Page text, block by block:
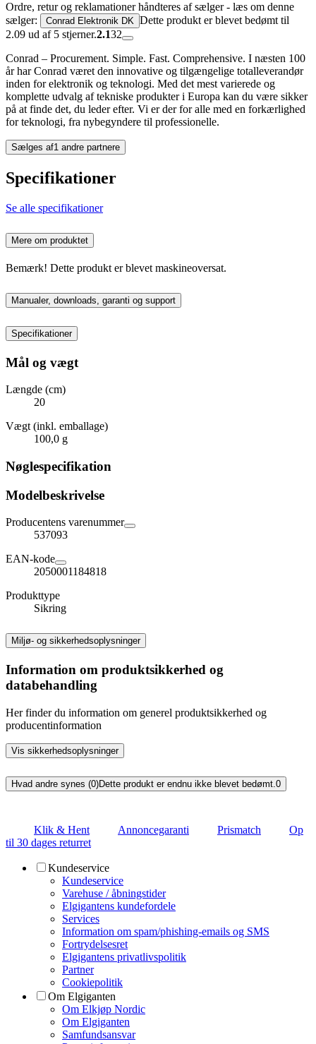
Ordre, retur og reklamationer håndteres af sælger - læs om denne
sælger:
Conrad Elektronik DK Dette produkt er blevet bedømt til
2.09 ud af 5 stjerner.2.132
Conrad – Procurement. Simple. Fast. Comprehensive. I næsten 100
år har Conrad været den innovative og tilgængelige totalleverandør
inden for elektronik og teknologi. Med det mest varierede og
komplette udvalg af tekniske produkter i Europa kan du være sikker
på at finde det, du leder efter. Vi er der for alle med en forkærlighed
for teknologi, fra nybegyndere til professionelle.
Sælges af1 andre partnere
Specifikationer
Se alle specifikationer
Mere om produktet
Bemærk! Dette produkt er blevet maskineoversat.
Manualer, downloads, garanti og support
Specifikationer
Mål og vægt
Længde (cm)
20
Vægt (inkl. emballage)
100,0 g
Nøglespecifikation
Modelbeskrivelse
Producentens varenummer
537093
EAN-kode
2050001184818
Produkttype
Sikring
Miljø- og sikkerhedsoplysninger
Information om produktsikkerhed og
databehandling
Her finder du information om generel produktsikkerhed og
producentinformation
Vis sikkerhedsoplysninger
Hvad andre synes (0)Dette produkt er endnu ikke blevet bedømt. 0
Klik & Hent Annoncegaranti Prismatch
Op
til 30 dages returret
Kundeservice
Kundeservice
Varehuse / åbningstider
Elgigantens kundefordele
Services
Information om spam/phishing-emails og SMS
Fortrydelsesret
Elgigantens privatlivspolitik
Partner
Cookiepolitik
Om Elgiganten
Om Elkjøp Nordic
Om Elgiganten
Samfundsansvar